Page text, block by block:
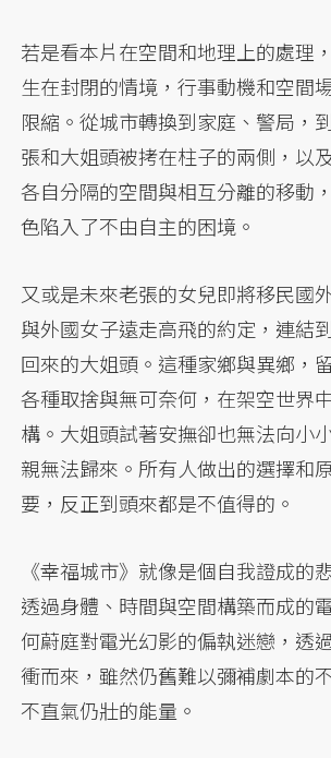
若是看本片在空間和地理上的處理
生在封閉的情境，行事動機和空間
限縮。從城市轉換到家庭、警局，
張和大姐頭被拷在柱子的兩側，以
各自分隔的空間與相互分離的移動
色陷入了不由自主的困境。
又或是未來老張的女兒即將移民國
與外國女子遠走高飛的約定，連結
回來的大姐頭。這種家鄉與異鄉，
各種取捨與無可奈何，在架空世界
構。大姐頭試著安撫卻也無法向小
親無法歸來。所有人做出的選擇和
要，反正到頭來都是不值得的。
《幸福城市》就像是個自我證成的
透過身體、時間與空間構築而成的
何蔚庭對電光幻影的偏執迷戀，透
衝而來，雖然仍舊難以彌補劇本的
不直氣仍壯的能量。